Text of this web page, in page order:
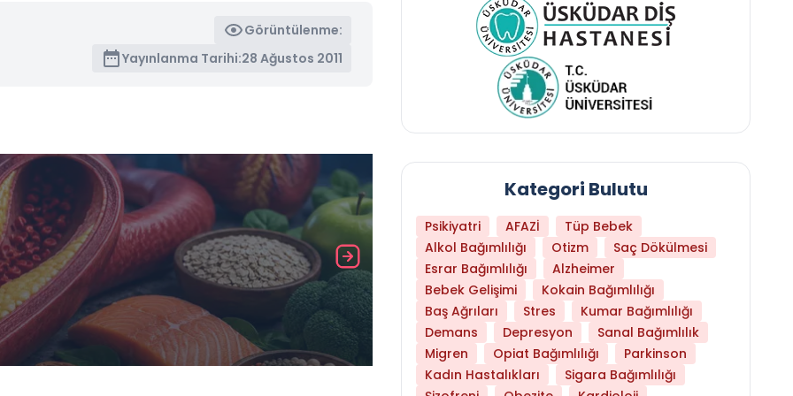
Görüntülenme:
Yayınlanma Tarihi:28 Ağustos 2011
Daha Az Protein Tüketmek Yaşlanmayı
Kategori Bulutu
Psikiyatri AFAZİ
Tüp Bebek
Alkol Bağımlılığı
Otizm
Saç Dökülmesi
Esrar Bağımlılığı
Alzheimer
Bebek Gelişimi
Kokain Bağımlılığı
Baş Ağrıları
Stres
Kumar Bağımlılığı
Demans
Depresyon
Sanal Bağımlılık
Migren
Opiat Bağımlılığı
Parkinson
Kadın Hastalıkları
Sigara Bağımlılığı